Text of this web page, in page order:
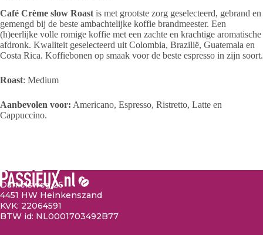
Café Crème slow Roast is met grootste zorg geselecteerd, gebrand en
gemengd bij de beste ambachtelijke koffie brandmeester. Een
(h)eerlijke volle romige koffie met een zachte en krachtige aromatische
afdronk. Kwaliteit geselecteerd uit Colombia, Brazilië, Guatemala en
Costa Rica. Koffiebonen op smaak voor de beste espresso in zijn soort.
Roast: Medium
Aanbevolen voor: Americano, Espresso, Ristretto, Latte en
Cappuccino.
Daniëlsweg 26
4451 HW Heinkenszand
KVK: 22064591
BTW id: NL0001703492B77